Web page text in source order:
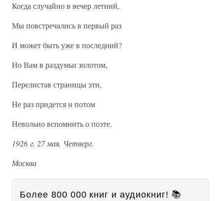
Когда случайно в вечер летний,
Мы повстречались в первый раз
И может быть уже в последний?
Но Вам в раздумьи золотом,
Перелистав страницы эти,
Не раз придется и потом
Невольно вспомнить о поэте.
1926 г. 27 мая. Четверг.
Москва
Более 800 000 книг и аудиокниг! 📚